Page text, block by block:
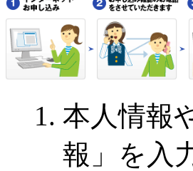
本人情報
報」を入